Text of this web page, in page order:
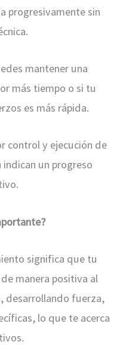
progresivamente sin
mantener una
más tiempo o si tu
es más rápida.
control y ejecución de
un progreso
significa que tu
manera positiva al
desarrollando fuerza,
lo que te acerca